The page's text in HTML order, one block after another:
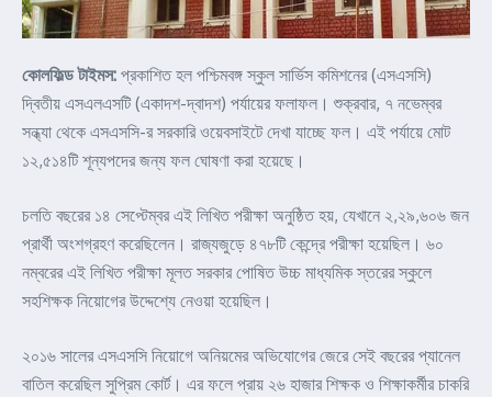
কোলফিল্ড টাইমস: প্রকাশিত হল পশ্চিমবঙ্গ স্কুল সার্ভিস কমিশনের (এসএসসি)
দ্বিতীয় এসএলএসটি (একাদশ-দ্বাদশ) পর্যায়ের ফলাফল। শুক্রবার, ৭ নভেম্বর
সন্ধ্যা থেকে এসএসসি-র সরকারি ওয়েবসাইটে দেখা যাচ্ছে ফল। এই পর্যায়ে মোট
১২,৫১৪টি শূন্যপদের জন্য ফল ঘোষণা করা হয়েছে।
চলতি বছরের ১৪ সেপ্টেম্বর এই লিখিত পরীক্ষা অনুষ্ঠিত হয়, যেখানে ২,২৯,৬০৬ জন
প্রার্থী অংশগ্রহণ করেছিলেন। রাজ্যজুড়ে ৪৭৮টি কেন্দ্রে পরীক্ষা হয়েছিল। ৬০
নম্বরের এই লিখিত পরীক্ষা মূলত সরকার পোষিত উচ্চ মাধ্যমিক স্তরের স্কুলে
সহশিক্ষক নিয়োগের উদ্দেশ্যে নেওয়া হয়েছিল।
২০১৬ সালের এসএসসি নিয়োগে অনিয়মের অভিযোগের জেরে সেই বছরের প্যানেল
বাতিল করেছিল সুপ্রিম কোর্ট। এর ফলে প্রায় ২৬ হাজার শিক্ষক ও শিক্ষাকর্মীর চাকরি